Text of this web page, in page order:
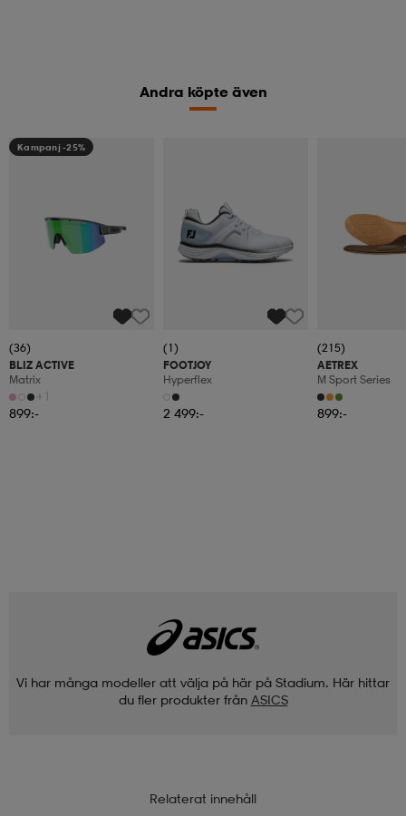
Andra köpte även
Kampanj -25%
(36)
BLIZ ACTIVE
Matrix
+1
899:-
(1)
FOOTJOY
Hyperflex
2 499:-
(215)
AETREX
M Sport Series
899:-
Vi har många modeller att välja på här på Stadium. Här hittar
du fler produkter från ASICS
Relaterat innehåll